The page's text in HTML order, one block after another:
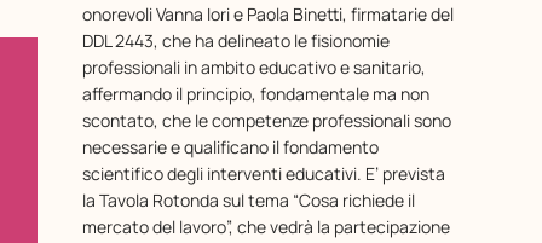
onorevoli Vanna Iori e Paola Binetti, firmatarie del
DDL 2443, che ha delineato le fisionomie
professionali in ambito educativo e sanitario,
affermando il principio, fondamentale ma non
scontato, che le competenze professionali sono
necessarie e qualificano il fondamento
scientifico degli interventi educativi. E’ prevista
la Tavola Rotonda sul tema “Cosa richiede il
mercato del lavoro”, che vedrà la partecipazione